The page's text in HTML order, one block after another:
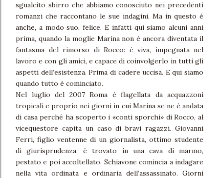
sgualcito sbirro che abbiamo conosciuto nei precedenti
romanzi che raccontano le sue indagini. Ma in questo è
anche, a modo suo, felice. E infatti qui siamo alcuni anni
prima, quando la moglie Marina non è ancora diventata il
fantasma del rimorso di Rocco: è viva, impegnata nel
lavoro e con gli amici, e capace di coinvolgerlo in tutti gli
aspetti dell’esistenza. Prima di cadere uccisa. E qui siamo
quando tutto è cominciato.
Nel luglio del 2007 Roma è flagellata da acquazzoni
tropicali e proprio nei giorni in cui Marina se ne è andata
di casa perché ha scoperto i «conti sporchi» di Rocco, al
vicequestore capita un caso di bravi ragazzi. Giovanni
Ferri, figlio ventenne di un giornalista, ottimo studente
di giurisprudenza, è trovato in una cava di marmo,
pestato e poi accoltellato. Schiavone comincia a indagare
nella vita ordinata e ordinaria dell’assassinato. Giorni